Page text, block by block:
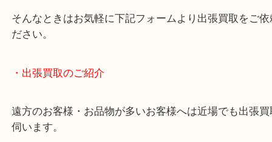
終活・遺品整理・生前整理・断捨離・引っ越し
物を整理するケースは年々増加傾向です。
当店ではそういったお困りの方からのご依頼も大歓